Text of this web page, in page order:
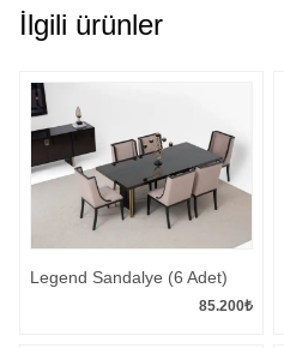
İlgili ürünler
Legend Sandalye (6 Adet)
85.200₺